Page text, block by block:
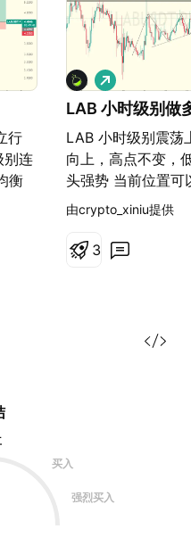
行
别连
衡
一
LAB 小时级别做
LAB 小时级别震荡
向上，高点不变，
头强势 当前位置可
单，做一个中继，
做
多
由crypto_xiniu提供
3
买入
强烈买入